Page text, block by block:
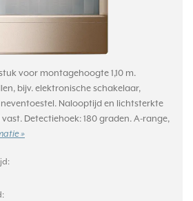
voor montagehoogte 1,10 m.
bijv. elektronische schakelaar,
Nalooptijd en lichtsterkte
Detectiehoek: 180 graden. A-range,
»